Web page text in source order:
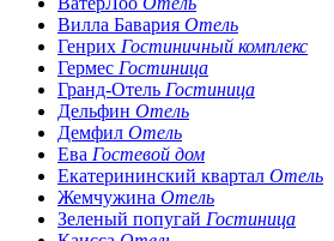
Вилла Бавария Отель
Генрих Гостиничный комплекс
Гермес Гостиница
Гранд-Отель Гостиница
Дельфин Отель
Демфил Отель
Ева Гостевой дом
Екатерининский квартал Отель
Жемчужина Отель
Зеленый попугай Гостиница